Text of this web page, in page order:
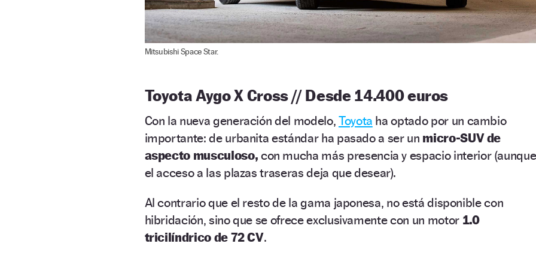
Mitsubishi Space Star.
Toyota Aygo X Cross // Desde 14.400 euros
Con la nueva generación del modelo, Toyota ha optado por un cambio
importante: de urbanita estándar ha pasado a ser un micro-SUV de
aspecto musculoso, con mucha más presencia y espacio interior (aunque
el acceso a las plazas traseras deja que desear).
Al contrario que el resto de la gama japonesa, no está disponible con
hibridación, sino que se ofrece exclusivamente con un motor 1.0
tricilíndrico de 72 CV.